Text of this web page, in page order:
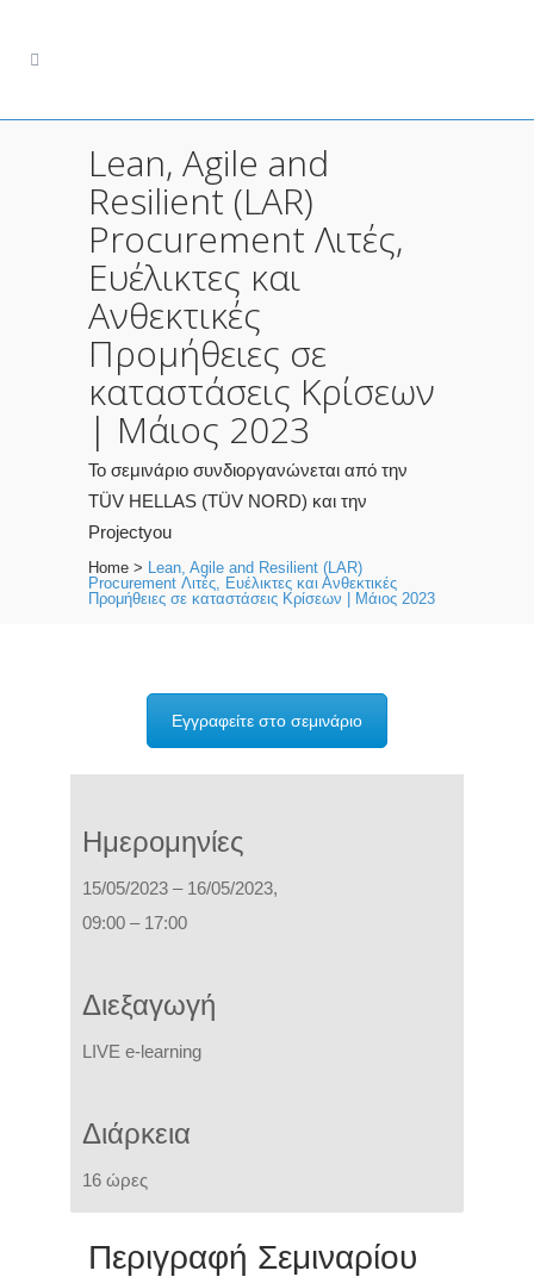
Lean, Agile and
Resilient (LAR)
Procurement Λιτές,
Ευέλικτες και
Ανθεκτικές
Προμήθειες σε
καταστάσεις Kρίσεων
| Μάιος 2023
Το σεμινάριο συνδιοργανώνεται από την
TÜV HELLAS (TÜV NORD) και την
Projectyou
Home > Lean, Agile and Resilient (LAR)
Procurement Λιτές, Ευέλικτες και Ανθεκτικές
Προμήθειες σε καταστάσεις Kρίσεων | Μάιος 2023
Εγγραφείτε στο σεμινάριο
Ημερομηνίες
15/05/2023 – 16/05/2023,
09:00 – 17:00
Διεξαγωγή
L IVE e-learning
Διάρκεια
16 ώρες
Περιγραφή Σεμιναρίου